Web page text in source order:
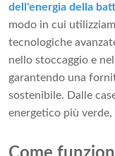
dell'energia della
modo in cui
tecnologiche
nello stoccaggio e
garantendo una
sostenibile. Dalle
energetico più